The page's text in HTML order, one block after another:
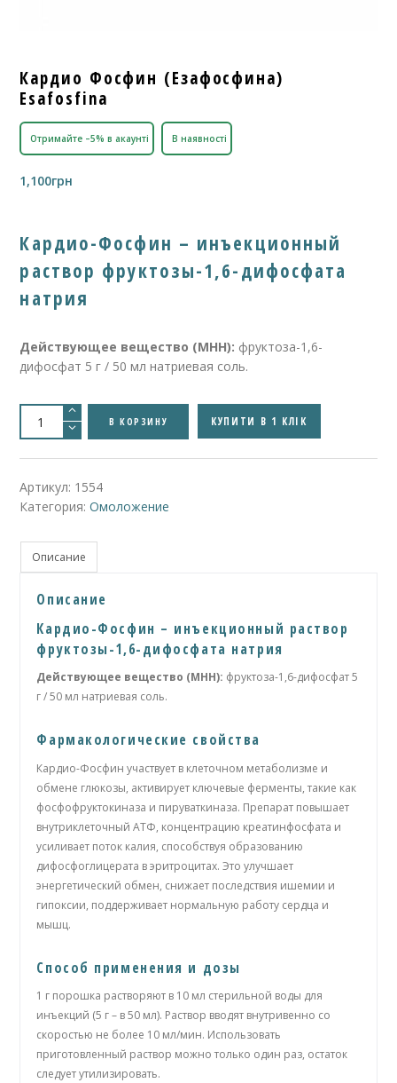
Кардио Фосфин (Езафосфина)
Esafosfina
Отримайте –5% в акаунті В наявності
1,100грн
Кардио-Фосфин – инъекционный
раствор фруктозы-1,6-дифосфата
натрия
Действующее вещество (МНН): фруктоза-1,6-
дифосфат 5 г / 50 мл натриевая соль.
Количество
товара
Кардио
(Езафосфина)
В КОРЗИНУ КУПИТИ В 1 КЛІК
Артикул: 1554
Категория:Омоложение
Описание
Описание
Кардио-Фосфин – инъекционный раствор
фруктозы-1,6-дифосфата натрия
Действующее вещество (МНН): фруктоза-1,6-дифосфат 5
г / 50 мл натриевая соль.
Фармакологические свойства
Кардио-Фосфин участвует в клеточном метаболизме и
обмене глюкозы, активирует ключевые ферменты, такие как
фосфофруктокиназа и пируваткиназа. Препарат повышает
внутриклеточный АТФ, концентрацию креатинфосфата и
усиливает поток калия, способствуя образованию
дифосфоглицерата в эритроцитах. Это улучшает
энергетический обмен, снижает последствия ишемии и
гипоксии, поддерживает нормальную работу сердца и
мышц.
Способ применения и дозы
1 г порошка растворяют в 10 мл стерильной воды для
инъекций (5 г – в 50 мл). Раствор вводят внутривенно со
скоростью не более 10 мл/мин. Использовать
приготовленный раствор можно только один раз, остаток
следует утилизировать.